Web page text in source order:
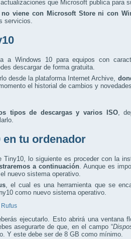
que Microsoft publica para
viene con Microsoft Store ni con
servicios.
a Windows 10 para equipos con
descargar de forma gratuita.
desde la plataforma Internet Archive,
el historial de cambios y
tipos de descargas y varios ISO,
tu ordenador
Tiny10, lo siguiente es proceder con la
a continuación. Aunque es
nuevo sistema operativo.
, el cual es una herramienta que se
como nuevo sistema operativo.
ejecutarlo. Esto abrirá una ventana
asegurarte de que, en el campo “
Y este debe ser de 8 GB como mínimo.